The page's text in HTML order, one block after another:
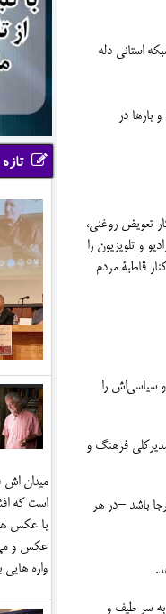
استانی دله
در
تعویض روغنی،
و تلویزیون را
قاطبۀ مردم
و سیاسی‌اش را
مدیرکلی فرهنگ و
باشد –در هر
به سر طیف و
میدان اش
است که
با عکس
عکس و می
واره